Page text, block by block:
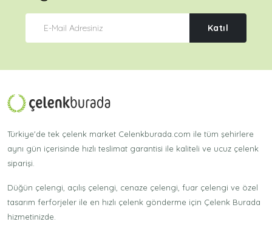
Katıl
Türkiye'de tek çelenk market Celenkburada.com ile tüm şehirlere
aynı gün içerisinde hızlı teslimat garantisi ile kaliteli ve ucuz çelenk
siparişi.
Düğün çelengi, açılış çelengi, cenaze çelengi, fuar çelengi ve özel
tasarım ferforjeler ile en hızlı çelenk gönderme için Çelenk Burada
hizmetinizde.